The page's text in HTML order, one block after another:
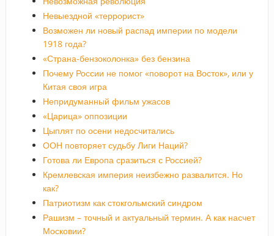
Невыездной «террорист»
Возможен ли новый распад империи по модели
1918 года?
«Страна-бензоколонка» без бензина
Почему России не помог «поворот на Восток», или у
Китая своя игра
Непридуманный фильм ужасов
«Царица» оппозиции
Цыплят по осени недосчитались
ООН повторяет судьбу Лиги Наций?
Готова ли Европа сразиться с Россией?
Кремлевская империя неизбежно развалится. Но
как?
Патриотизм как стокгольмский синдром
Рашизм – точный и актуальный термин. А как насчет
Московии?